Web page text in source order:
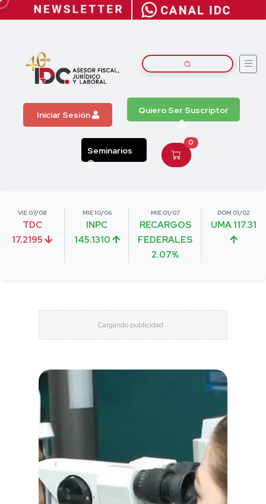
Iniciar Sesión Quiero Ser Suscriptor
Seminarios
0
VIE 07/08
TDC
17.2195
MIE 10/06
INPC
145.1310
MIE 01/07
RECARGOS
FEDERALES
2.07%
DOM 01/02
UMA 117.31